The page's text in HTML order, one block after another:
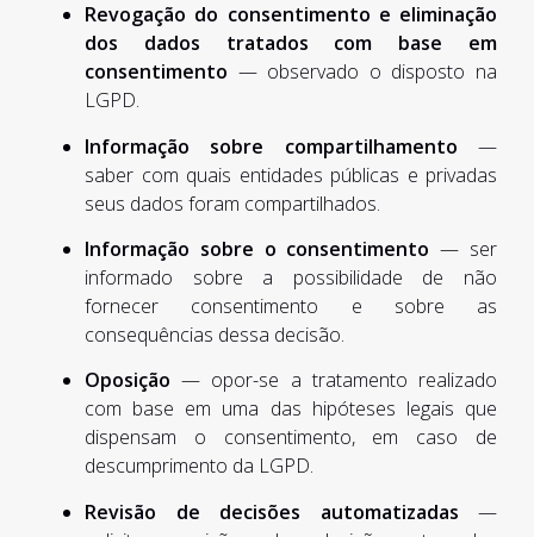
Revogação do consentimento e eliminação
dos dados tratados com base em
consentimento — observado o disposto na
LGPD.
Informação sobre compartilhamento —
saber com quais entidades públicas e privadas
seus dados foram compartilhados.
Informação sobre o consentimento — ser
informado sobre a possibilidade de não
fornecer consentimento e sobre as
consequências dessa decisão.
Oposição — opor-se a tratamento realizado
com base em uma das hipóteses legais que
dispensam o consentimento, em caso de
descumprimento da LGPD.
Revisão de decisões automatizadas —